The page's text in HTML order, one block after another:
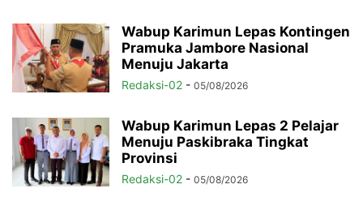
Wabup Karimun Lepas Kontingen
Pramuka Jambore Nasional
Menuju Jakarta
Redaksi-02 - 05/08/2026
Wabup Karimun Lepas 2 Pelajar
Menuju Paskibraka Tingkat
Provinsi
Redaksi-02 - 05/08/2026